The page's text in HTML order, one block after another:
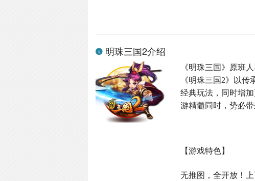
明珠三国2介绍
《明珠三国》原班
《明珠三国2》以
经典玩法，同时增
游精髓同时，势必
【游戏特色】
无推图，全开放！